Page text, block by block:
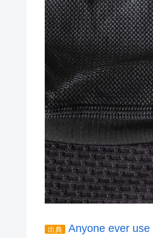
出典
Anyone ever